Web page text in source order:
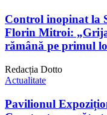
Control inopinat la
Florin Mitroi:
rămână pe primul
Redacția Dotto
Actualitate
Pavilionul